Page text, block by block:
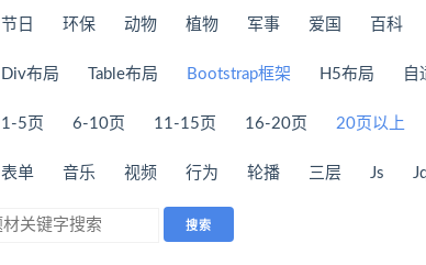
节日 环保 动物 植物 军事 爱国 百科
Div布局 Table布局 Bootstrap框架 H5布局 自
1-5页 6-10页 11-15页 16-20页 20页以上
表单 音乐 视频 行为 轮播 三层 Js